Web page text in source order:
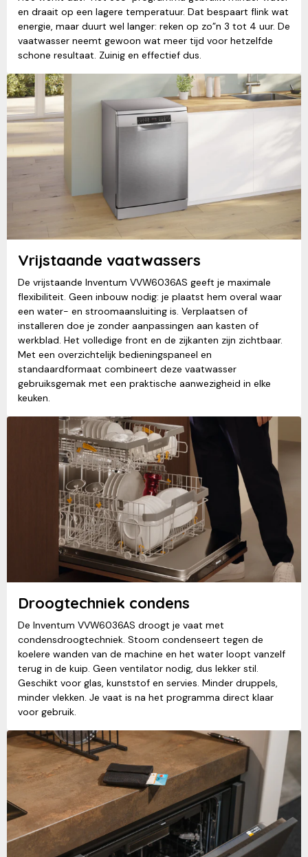
en draait op een lagere temperatuur. Dat bespaart flink wat
energie, maar duurt wel langer: reken op zo”n 3 tot 4 uur. De
vaatwasser neemt gewoon wat meer tijd voor hetzelfde
schone resultaat. Zuinig en effectief dus.
Vrijstaande vaatwassers
De vrijstaande Inventum VVW6036AS geeft je maximale
flexibiliteit. Geen inbouw nodig: je plaatst hem overal waar
een water- en stroomaansluiting is. Verplaatsen of
installeren doe je zonder aanpassingen aan kasten of
werkblad. Het volledige front en de zijkanten zijn zichtbaar.
Met een overzichtelijk bedieningspaneel en
standaardformaat combineert deze vaatwasser
gebruiksgemak met een praktische aanwezigheid in elke
keuken.
Droogtechniek condens
De Inventum VVW6036AS droogt je vaat met
condensdroogtechniek. Stoom condenseert tegen de
koelere wanden van de machine en het water loopt vanzelf
terug in de kuip. Geen ventilator nodig, dus lekker stil.
Geschikt voor glas, kunststof en servies. Minder druppels,
minder vlekken. Je vaat is na het programma direct klaar
voor gebruik.